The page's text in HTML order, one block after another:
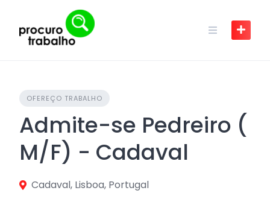
content
OFEREÇO TRABALHO
Admite-se Pedreiro (
M/F) - Cadaval
Cadaval, Lisboa, Portugal